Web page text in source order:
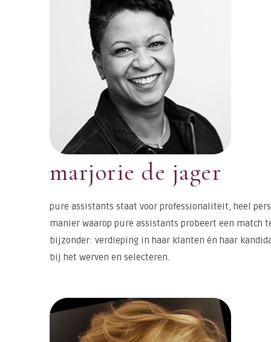
marjorie de jager
pure assistants staat voor professionaliteit, heel
manier waarop pure assistants probeert een match
bijzonder: verdieping in haar klanten én haar
bij het werven en selecteren.